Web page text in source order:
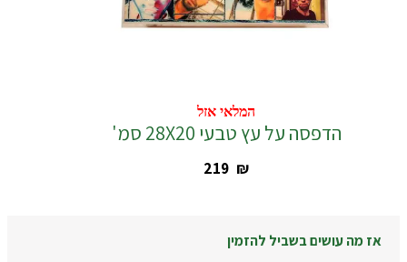
המלאי אזל
המלאי אזל
הדפסה על עץ טבעי 28X20 סמ'
‎219 ₪
אז מה עושים בשביל להזמין